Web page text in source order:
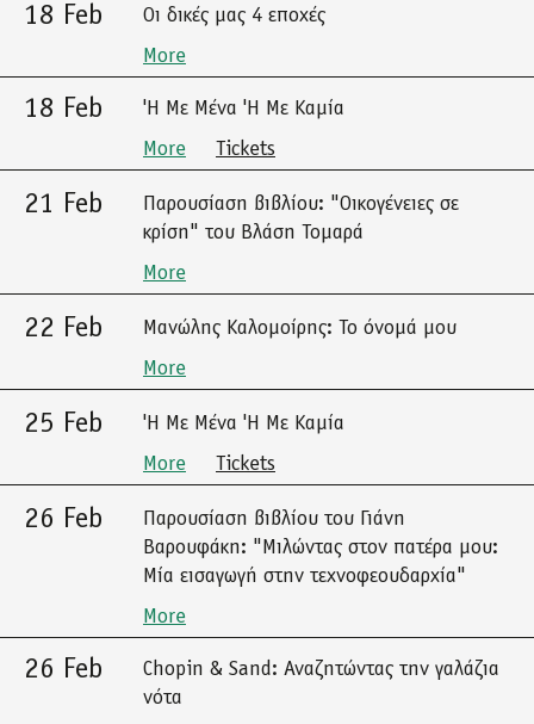
18 Feb
Οι δικές μας 4 εποχές
More
18 Feb
'Η Με Μένα 'Η Με Καμία
More
Tickets
21 Feb
Παρουσίαση βιβλίου: "Οικογένειες σε
κρίση" του Βλάση Τομαρά
More
22 Feb
Μανώλης Καλομοίρης: Το όνομά μου
More
25 Feb
'Η Με Μένα 'Η Με Καμία
More
Tickets
26 Feb
Παρουσίαση βιβλίου του Γιάνη
Βαρουφάκη: "Μιλώντας στον πατέρα μου:
Μία εισαγωγή στην τεχνοφεουδαρχία"
More
26 Feb
Chopin & Sand: Αναζητώντας την γαλάζια
νότα